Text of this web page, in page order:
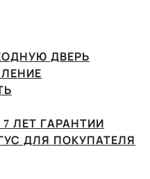
ДВЕРЬ
ЛЕТ ГАРАНТИИ
ДЛЯ ПОКУПАТЕЛЯ